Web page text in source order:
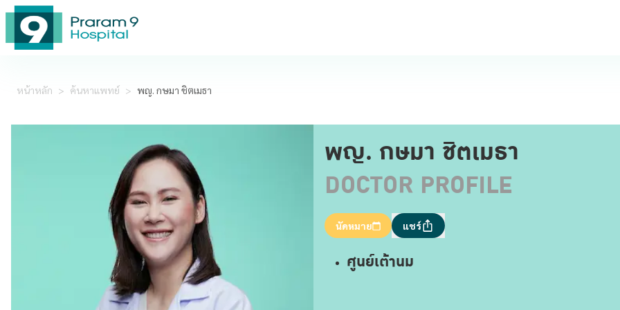
หน้าหลัก > ค้นหาแพทย์ > พญ. กษมา ชิตเมธา
พญ. กษมา ชิตเมธา
DOCTOR PROFILE
นัดหมาย แชร์
ศูนย์เต้านม